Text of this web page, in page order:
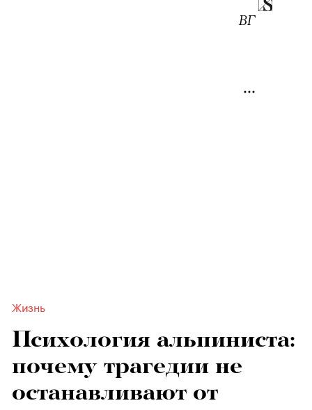
ВГ
Жизнь
Психология альпиниста:
почему трагедии не
останавливают от